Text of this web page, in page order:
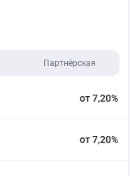
Партнёрская
от 7,20%
от 7,20%